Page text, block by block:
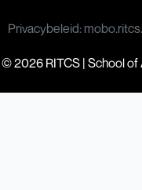
Privacybeleid:
© 2026 RITCS | School of